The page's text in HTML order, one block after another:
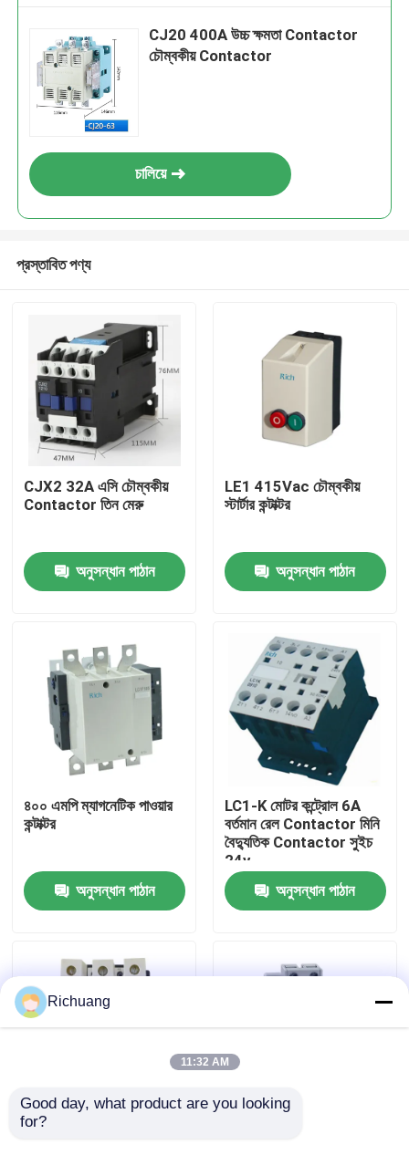
পণ্য
আমাদের সম্পর্কে
কারখানা ভ্রমণ
যোগাযোগ করুন
উদ্ধৃতির জন্য আবেদন
শিল্প অটোমেশন পণ্য
CJ20 400A উচ্চ ক্ষমতা Contactor
চৌম্বকীয় Contactor
চালিয়ে
প্রস্তাবিত পণ্য
CJX2 32A এসি চৌম্বকীয়
Contactor তিন মেরু
অনুসন্ধান পাঠান
LE1 415Vac চৌম্বকীয়
স্টার্টার কন্টাক্টর
অনুসন্ধান পাঠান
৪০০ এমপি ম্যাগনেটিক পাওয়ার
কন্টাক্টর
অনুসন্ধান পাঠান
LC1-K মোটর কন্ট্রোল 6A
বর্তমান রেল Contactor মিনি
বৈদ্যুতিক Contactor সুইচ
24v
অনুসন্ধান পাঠান
OEM 3TF মেশিন টুল
Richuang
11:32 AM
Good day, what product are you looking
for?